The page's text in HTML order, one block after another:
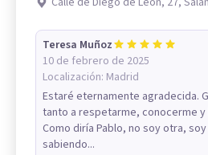
Teresa Muñoz
10 de febrero de 2025
Localización: Madrid
Estaré eternamente agradecida.
tanto a respetarme, conocerme
Como diría Pablo, no soy otra,
sabiendo...